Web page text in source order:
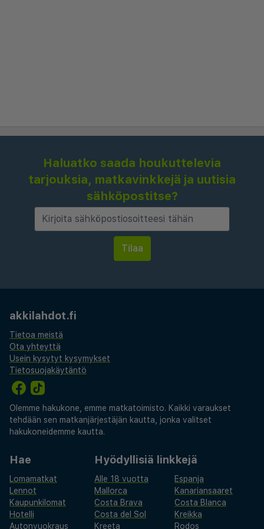
Haluatko saada houkuttelevia
tarjouksia, matkavinkkejä ja uutisia
sähköpostitse?
akkilahdot.fi
Tietoa meistä
Ota yhteyttä
Usein kysytyt kysymykset
Tietosuojakäytäntö
Olemme hakukone, emme matkatoimisto. Kaikki varaukset
tehdään sen matkanjärjestäjän kautta, jonka valitset
hakukoneidemme kautta.
Hae
Lomamatkat
Lennot
Kaupunkilomat
Hotelli
Autonvuokraus
Hyödyllisiä linkkejä
Alle 18 vuotta
Espanja
Mallorca
Kanariansaaret
Costa Brava
Costa Blanca
Costa del Sol
Kreikka
Kreeta
Rodos